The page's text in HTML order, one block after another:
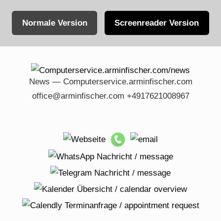
Normale Version Screenreader Version
content
News — Computerservice.arminfischer.com
office@arminfischer.com +4917621008967